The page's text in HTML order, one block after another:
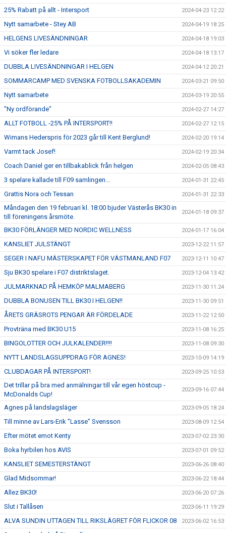
25% Rabatt på allt - Intersport 2024-04-23 12:22
Nytt samarbete - Stey AB 2024-04-19 18:25
HELGENS LIVESÄNDNINGAR 2024-04-18 19:03
Vi söker fler ledare 2024-04-18 13:17
DUBBLA LIVESÄNDNINGAR I HELGEN 2024-04-12 20:21
SOMMARCAMP MED SVENSKA FOTBOLLSAKADEMIN 2024-03-21 09:50
Nytt samarbete 2024-03-19 20:55
"Ny ordförande" 2024-02-27 14:27
ALLT FOTBOLL -25% PÅ INTERSPORT!! 2024-02-27 12:15
Wimans Hederspris för 2023 går till Kent Berglund! 2024-02-20 19:14
Varmt tack Josef! 2024-02-19 20:34
Coach Daniel ger en tillbakablick från helgen 2024-02-05 08:43
3 spelare kallade till F09 samlingen... 2024-01-31 22:45
Grattis Nora och Tessan 2024-01-31 22:33
Måndagen den 19 februari kl. 18:00 bjuder Västerås BK30 in
till föreningens årsmöte.
2024-01-18 09:37
BK30 FÖRLÄNGER MED NORDIC WELLNESS 2024-01-17 16:04
KANSLIET JULSTÄNGT 2023-12-22 11:57
SEGER I NAFU MÄSTERSKAPET FÖR VÄSTMANLAND F07 2023-12-11 10:47
Sju BK30 spelare i F07 distriktslaget. 2023-12-04 13:42
JULMARKNAD PÅ HEMKÖP MALMABERG 2023-11-30 11:24
DUBBLA BONUSEN TILL BK30 I HELGEN!! 2023-11-30 09:51
ÅRETS GRÄSROTS PENGAR ÄR FÖRDELADE 2023-11-22 12:50
Provträna med BK30 U15 2023-11-08 16:25
BINGOLOTTER OCH JULKALENDER!!!! 2023-11-08 09:30
NYTT LANDSLAGSUPPDRAG FÖR AGNES! 2023-10-09 14:19
CLUBDAGAR PÅ INTERSPORT! 2023-09-25 10:53
Det trillar på bra med anmälningar till vår egen höstcup -
McDonalds Cup!
2023-09-16 07:44
Agnes på landslagsläger 2023-09-05 18:24
Till minne av Lars-Erik ”Lasse” Svensson 2023-08-09 12:54
Efter mötet emot Kenty 2023-07-02 23:30
Boka hyrbilen hos AVIS 2023-07-01 09:52
KANSLIET SEMESTERSTÄNGT 2023-06-26 08:40
Glad Midsommar! 2023-06-22 18:44
Allez BK30! 2023-06-20 07:26
Slut i Tallåsen 2023-06-11 19:29
ALVA SUNDIN UTTAGEN TILL RIKSLÄGRET FÖR FLICKOR 08 2023-06-02 16:53